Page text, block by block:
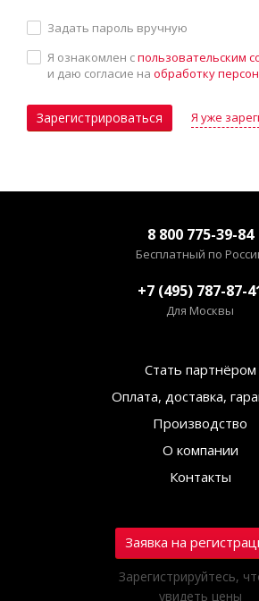
Задать пароль вручную
Я ознакомлен спользовательским
и даю согласие на обработку
Зарегистрироваться Я уже
8 800 775-39-84
Бесплатный по
+7 (495) 787-87-
Для Москвы
Стать партнёром
Оплата, доставка,
Производство
О компании
Контакты
Заявка на
Зарегистрируйтесь,
увидеть цены